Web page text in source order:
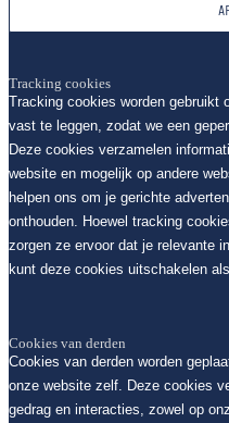
Tracking cookies
Tracking cookies worden gebruikt
vast te leggen, zodat we een
Deze cookies verzamelen
website en mogelijk op andere
helpen ons om je gerichte
onthouden. Hoewel tracking
zorgen ze ervoor dat je relevante
kunt deze cookies uitschakelen
Cookies van derden
Cookies van derden worden
onze website zelf. Deze cookies
gedrag en interacties, zowel op